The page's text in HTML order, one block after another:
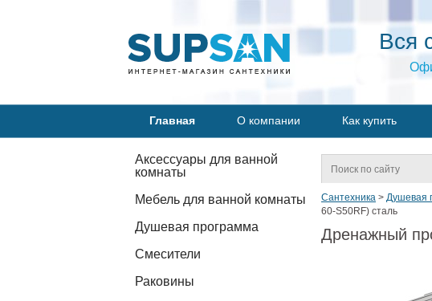
Вся
Главная О компании Как купить
Аксессуары для ванной
комнаты
Мебель для ванной комнаты
Душевая программа
Смесители
Раковины
Сантехника > Душевая
60-S50RF) сталь
Дренажный